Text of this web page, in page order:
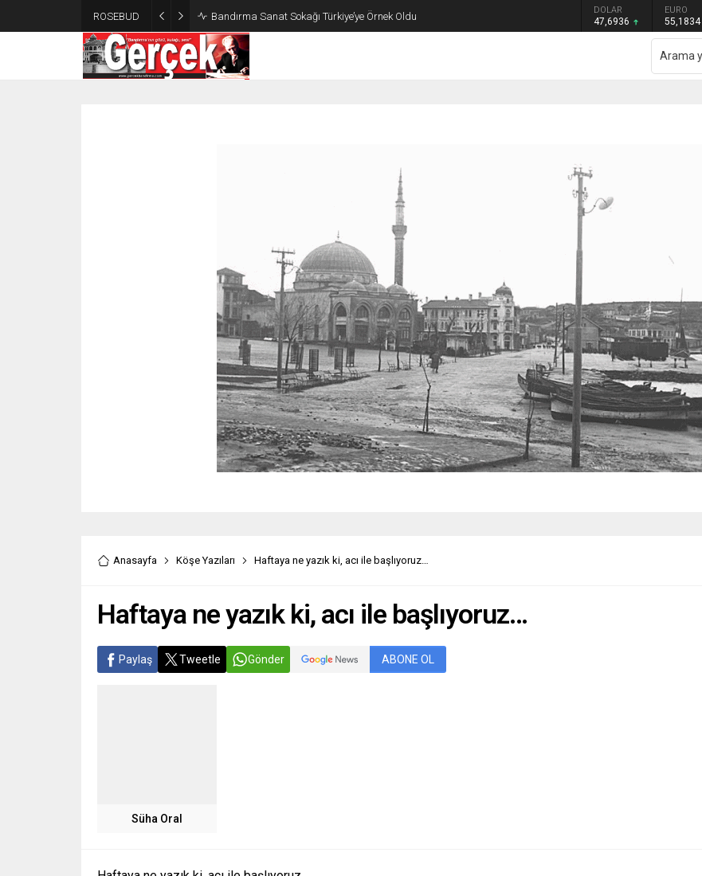
ROSEBUD Bandırma Sanat Sokağı Türkiye’ye Örnek Oldu DOLAR
47,6936
EURO
55,1834
Anasayfa Köşe Yazıları Haftaya ne yazık ki, acı ile başlıyoruz…
Haftaya ne yazık ki, acı ile başlıyoruz…
Paylaş Tweetle Gönder ABONE OL
Süha Oral